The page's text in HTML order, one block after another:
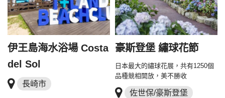
伊王島海水浴場 Costa
del Sol
長崎市
豪斯登堡 繡球花節
日本最大的繡球花展，共有1250個
品種競相開放，美不勝收
佐世保/豪斯登堡